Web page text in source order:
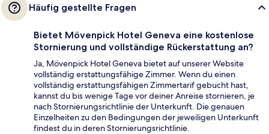
Häufig gestellte Fragen
Bietet Mövenpick Hotel Geneva eine kostenlose
Stornierung und vollständige Rückerstattung an?
Ja, Mövenpick Hotel Geneva bietet auf unserer Website
vollständig erstattungsfähige Zimmer. Wenn du einen
vollständig erstattungsfähigen Zimmertarif gebucht hast,
kannst du bis wenige Tage vor deiner Anreise stornieren, je
nach Stornierungsrichtlinie der Unterkunft. Die genauen
Einzelheiten zu den Bedingungen der jeweiligen Unterkunft
findest du in deren Stornierungsrichtlinie.